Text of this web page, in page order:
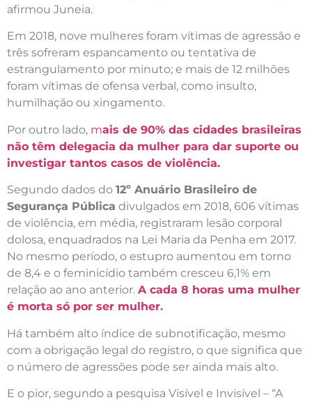
afirmou Juneia.
Em 2018, nove mulheres foram vítimas de agressão e
três sofreram espancamento ou tentativa de
estrangulamento por minuto; e mais de 12 milhões
foram vítimas de ofensa verbal, como insulto,
humilhação ou xingamento.
Por outro lado, mais de 90% das cidades brasileiras
não têm delegacia da mulher para dar suporte ou
investigar tantos casos de violência.
Segundo dados do 12º Anuário Brasileiro de
Segurança Pública divulgados em 2018, 606 vítimas
de violência, em média, registraram lesão corporal
dolosa, enquadrados na Lei Maria da Penha em 2017.
No mesmo período, o estupro aumentou em torno
de 8,4 e o feminicídio também cresceu 6,1% em
relação ao ano anterior. A cada 8 horas uma mulher
é morta só por ser mulher.
Há também alto índice de subnotificação, mesmo
com a obrigação legal do registro, o que significa que
o número de agressões pode ser ainda mais alto.
E o pior, segundo a pesquisa Visível e Invisível – “A